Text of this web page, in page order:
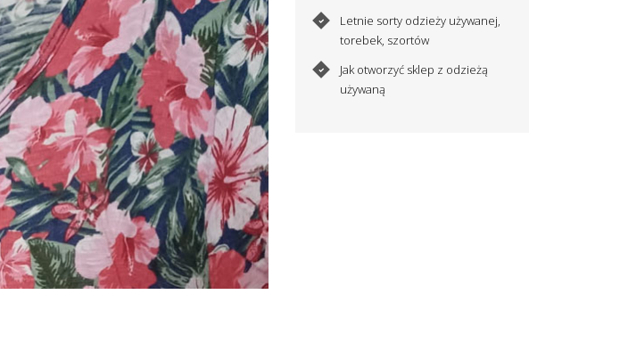
Letnie sorty odzieży używanej,
torebek, szortów
Jak otworzyć sklep z odzieżą
używaną